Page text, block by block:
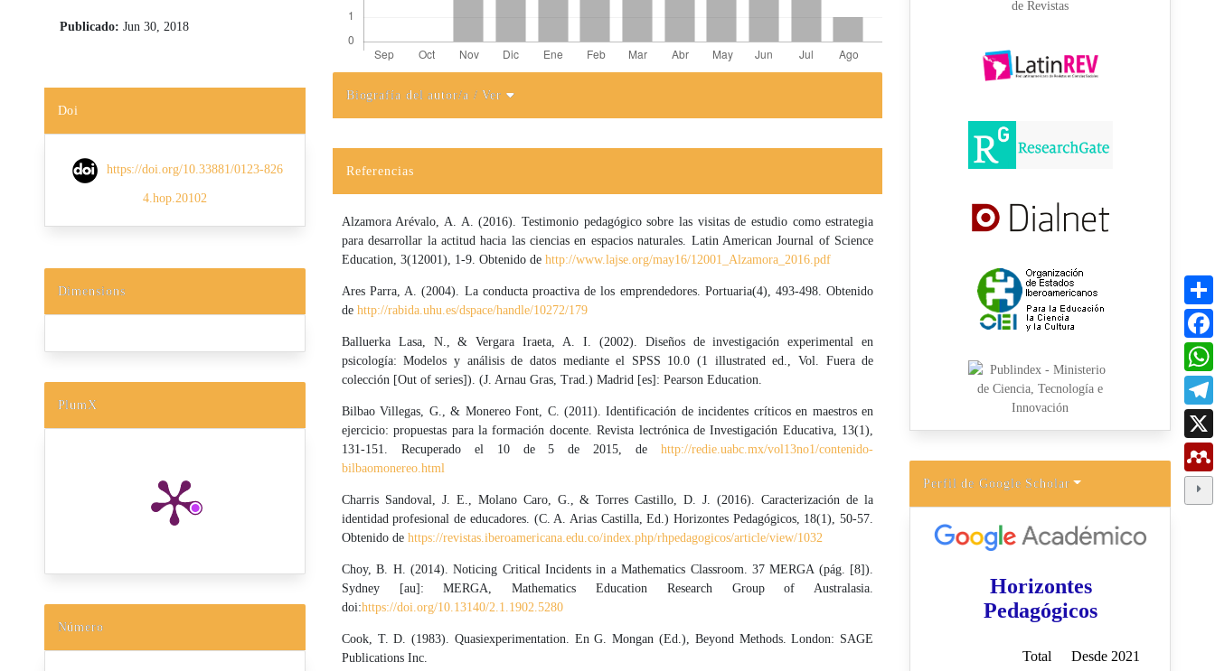
Publicado: Jun 30, 2018
Doi
https://doi.org/10.33881/0123-826
4.hop.20102
Dimensions
PlumX
Número
Biografía del autor/a / Ver
Referencias
Alzamora Arévalo, A. A. (2016). Testimonio pedagógico sobre las visitas de estudio como estrategia
para desarrollar la actitud hacia las ciencias en espacios naturales. Latin American Journal of Science
Education, 3(12001), 1-9. Obtenido de http://www.lajse.org/may16/12001_Alzamora_2016.pdf
Ares Parra, A. (2004). La conducta proactiva de los emprendedores. Portuaria(4), 493-498. Obtenido
de http://rabida.uhu.es/dspace/handle/10272/179
Balluerka Lasa, N., & Vergara Iraeta, A. I. (2002). Diseños de investigación experimental en
psicología: Modelos y análisis de datos mediante el SPSS 10.0 (1 illustrated ed., Vol. Fuera de
colección [Out of series]). (J. Arnau Gras, Trad.) Madrid [es]: Pearson Education.
Bilbao Villegas, G., & Monereo Font, C. (2011). Identificación de incidentes críticos en maestros en
ejercicio: propuestas para la formación docente. Revista lectrónica de Investigación Educativa, 13(1),
131-151. Recuperado el 10 de 5 de 2015, dehttp://redie.uabc.mx/vol13no1/contenido-
bilbaomonereo.html
Charris Sandoval, J. E., Molano Caro, G., & Torres Castillo, D. J. (2016). Caracterización de la
identidad profesional de educadores. (C. A. Arias Castilla, Ed.) Horizontes Pedagógicos, 18(1), 50-57.
Obtenido de https://revistas.iberoamericana.edu.co/index.php/rhpedagogicos/article/view/1032
Choy, B. H. (2014). Noticing Critical Incidents in a Mathematics Classroom. 37 MERGA (pág. [8]).
Sydney [au]: MERGA, Mathematics Education Research Group of Australasia.
doi:https://doi.org/10.13140/2.1.1902.5280
Cook, T. D. (1983). Quasiexperimentation. En G. Mongan (Ed.), Beyond Methods. London: SAGE
Publications Inc.
Perfil de Google Scholar